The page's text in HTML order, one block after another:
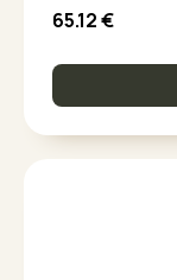
65.12€